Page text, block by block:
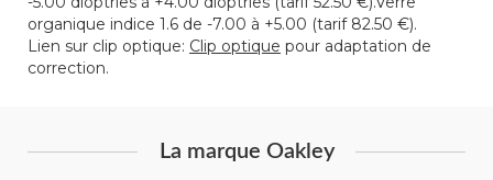
organique indice 1.6 de -7.00 à +5.00 (tarif 82.50 €).
Lien sur clip optique: Clip optique pour adaptation de
correction.
La marque Oakley